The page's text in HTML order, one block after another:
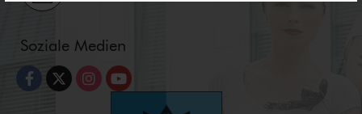
Soziale Medien